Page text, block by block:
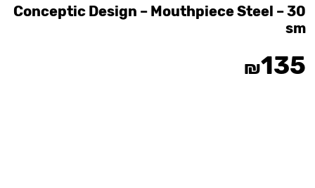
Conceptic Design – Mouthpiece Steel – 30
sm
₪135